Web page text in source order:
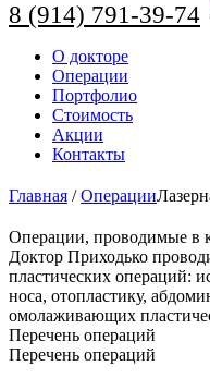
8 (914) 791-39-74
Перейти
содержимому
О докторе
Операции
Портфолио
Стоимость
Акции
Контакты
Главная /Операции
Операции, проводимые в
Доктор Приходько
пластических операций:
носа, отопластику,
омолаживающих
Перечень операций
Перечень операций